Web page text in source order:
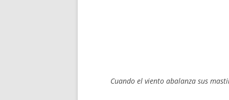
Cuando el viento abalanza sus